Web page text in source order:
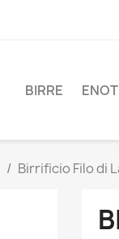
BIRRE
Birrificio Filo di